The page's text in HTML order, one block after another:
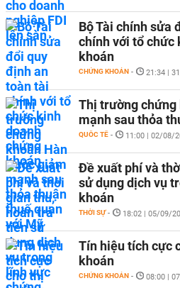
Bộ Tài chính sửa
chính với tổ chức
khoán
CHỨNG KHOÁN - 21:34 |
Thị trường chứng
mạnh sau thỏa
QUỐC TẾ - 11:00 | 02/08/
Đề xuất phí và
sử dụng dịch vụ
khoán
THỜI SỰ - 18:02 | 05/09/
Tín hiệu tích cực
khoán
CHỨNG KHOÁN - 08:00 |